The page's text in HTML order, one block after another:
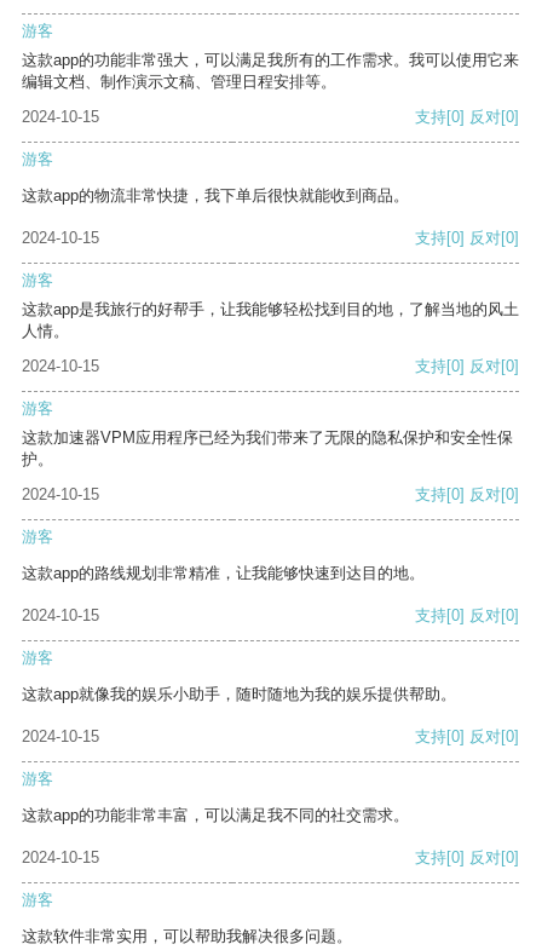
游客
这款app的功能非常强大，可以满足我所有的工作需求。我可以使用它来
编辑文档、制作演示文稿、管理日程安排等。
2024-10-15
支持[0] 反对[0]
游客
这款app的物流非常快捷，我下单后很快就能收到商品。
2024-10-15 支持[0] 反对[0]
游客
这款app是我旅行的好帮手，让我能够轻松找到目的地，了解当地的风土
人情。
2024-10-15
支持[0] 反对[0]
游客
这款加速器VPM应用程序已经为我们带来了无限的隐私保护和安全性保
护。
2024-10-15
支持[0] 反对[0]
游客
这款app的路线规划非常精准，让我能够快速到达目的地。
2024-10-15 支持[0] 反对[0]
游客
这款app就像我的娱乐小助手，随时随地为我的娱乐提供帮助。
2024-10-15 支持[0] 反对[0]
游客
这款app的功能非常丰富，可以满足我不同的社交需求。
2024-10-15 支持[0] 反对[0]
游客
这款软件非常实用，可以帮助我解决很多问题。